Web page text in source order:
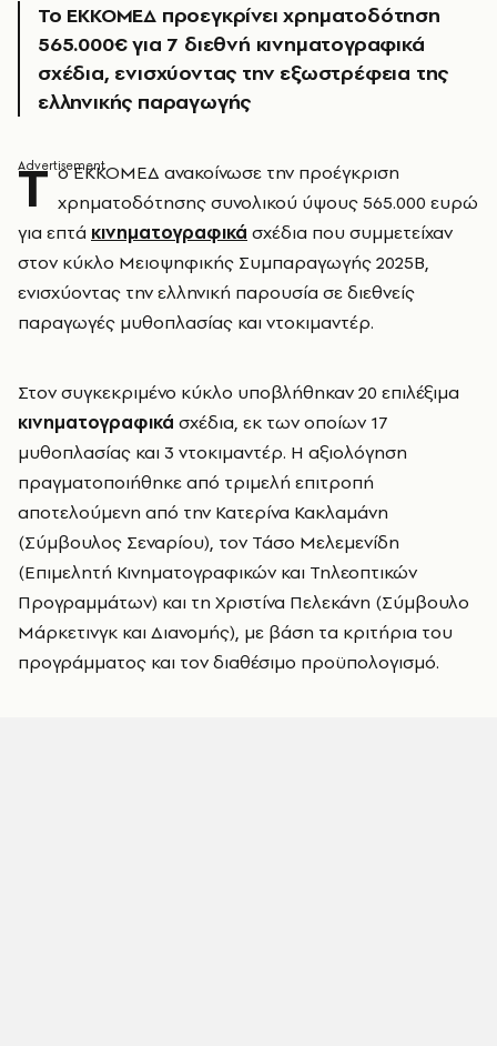
Το ΕΚΚΟΜΕΔ προεγκρίνει χρηματοδότηση
565.000€ για 7 διεθνή κινηματογραφικά
σχέδια, ενισχύοντας την εξωστρέφεια της
ελληνικής παραγωγής
T ο ΕΚΚΟΜΕΔ ανακοίνωσε την προέγκριση
χρηματοδότησης συνολικού ύψους 565.000 ευρώ
για επτά κινηματογραφικά σχέδια που συμμετείχαν
στον κύκλο Μειοψηφικής Συμπαραγωγής 2025Β,
ενισχύοντας την ελληνική παρουσία σε διεθνείς
παραγωγές μυθοπλασίας και ντοκιμαντέρ.
Στον συγκεκριμένο κύκλο υποβλήθηκαν 20 επιλέξιμα
κινηματογραφικά σχέδια, εκ των οποίων 17
μυθοπλασίας και 3 ντοκιμαντέρ. Η αξιολόγηση
πραγματοποιήθηκε από τριμελή επιτροπή
αποτελούμενη από την Κατερίνα Κακλαμάνη
(Σύμβουλος Σεναρίου), τον Τάσο Μελεμενίδη
(Επιμελητή Κινηματογραφικών και Τηλεοπτικών
Προγραμμάτων) και τη Χριστίνα Πελεκάνη (Σύμβουλο
Μάρκετινγκ και Διανομής), με βάση τα κριτήρια του
προγράμματος και τον διαθέσιμο προϋπολογισμό.